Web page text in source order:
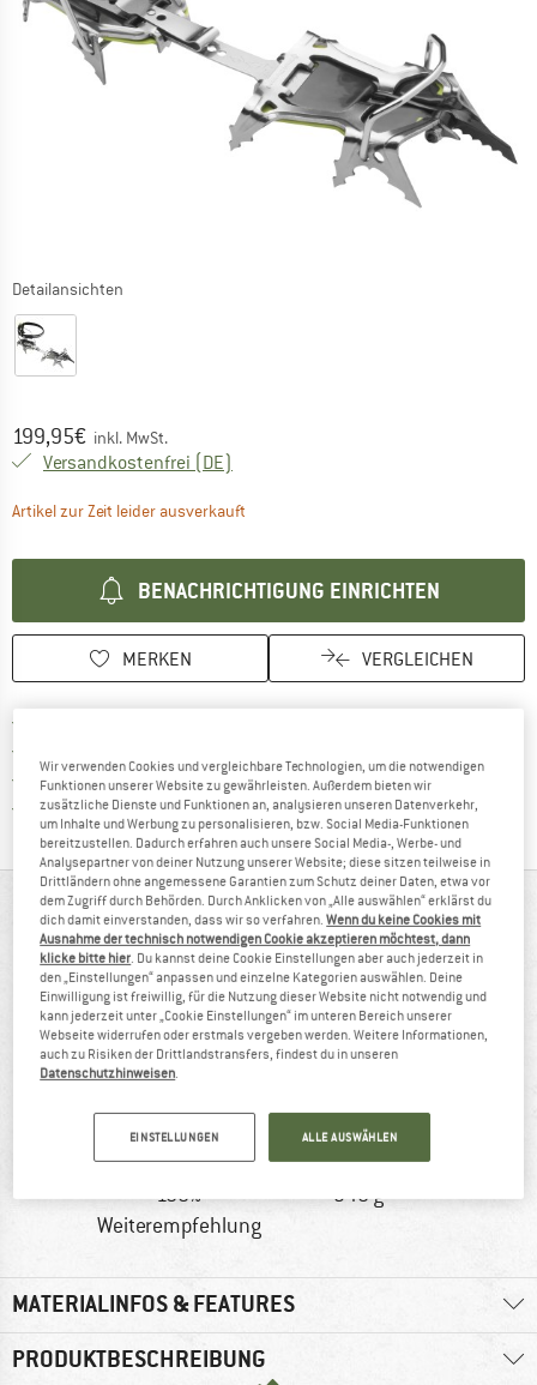
Detailansichten
Preis:
199,95€ inkl. MwSt.
Versandkostenfrei (DE)
Artikel zur Zeit leider ausverkauft
BENACHRICHTIGUNG EINRICHTEN
MERKEN VERGLEICHEN
Kauf auf RechnungFinde die Zahlungs-Infos hier! Öffnet
Trusted Shops KäuferschutzFinde alle Infos hier!
AUF EINEN BLICK
Leichtes Steigeisen aus rostfreiem Stahl für
anspruchsvolles Eis- und Mixedklettern
100%
Weiterempfehlung
940 g
MATERIALINFOS & FEATURES
PRODUKTBESCHREIBUNG
Wir verwenden Cookies und vergleichbare Technologien, um die notwendigen
Funktionen unserer Website zu gewährleisten. Außerdem bieten wir
zusätzliche Dienste und Funktionen an, analysieren unseren Datenverkehr,
um Inhalte und Werbung zu personalisieren, bzw. Social Media-Funktionen
bereitzustellen. Dadurch erfahren auch unsere Social Media-, Werbe- und
Analysepartner von deiner Nutzung unserer Website; diese sitzen teilweise in
Drittländern ohne angemessene Garantien zum Schutz deiner Daten, etwa vor
dem Zugriff durch Behörden. Durch Anklicken von „Alle auswählen“ erklärst du
dich damit einverstanden, dass wir so verfahren.Wenn du keine Cookies mit
Ausnahme der technisch notwendigen Cookie akzeptieren möchtest, dann
klicke bitte hier. Du kannst deine Cookie Einstellungen aber auch jederzeit in
den „Einstellungen“ anpassen und einzelne Kategorien auswählen. Deine
Einwilligung ist freiwillig, für die Nutzung dieser Website nicht notwendig und
kann jederzeit unter „Cookie Einstellungen“ im unteren Bereich unserer
Webseite widerrufen oder erstmals vergeben werden. Weitere Informationen,
auch zu Risiken der Drittlandstransfers, findest du in unseren
Datenschutzhinweisen.
EINSTELLUNGEN ALLE AUSWÄHLEN